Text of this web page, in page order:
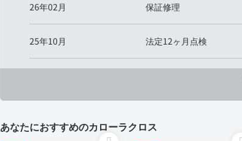
26年02月 保証修理
25年10月 法定12ヶ月点検
あなたにおすすめのカローラクロス